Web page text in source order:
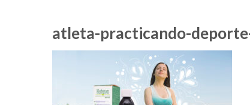
atleta-practicando-